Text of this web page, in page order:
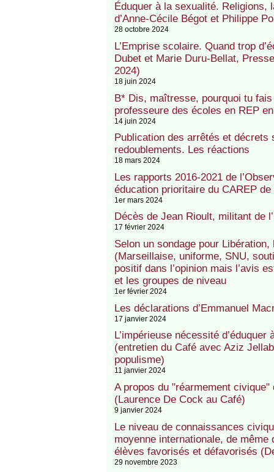
Éduquer à la sexualité.
d’Anne-Cécile Bégot et Philippe
28 octobre 2024
L’Emprise scolaire. Quand trop
Dubet et Marie Duru-Bellat,
2024)
18 juin 2024
B* Dis, maîtresse, pourquoi tu fais
professeure des écoles en REP
14 juin 2024
Publication des arrêtés et
redoublements. Les réactions
18 mars 2024
Les rapports 2016-2021 de
éducation prioritaire du CAREP de
1er mars 2024
Décès de Jean Rioult, militant de
17 février 2024
Selon un sondage pour
(Marseillaise, uniforme, SNU,
positif dans l’opinion mais l’avis
et les groupes de niveau
1er février 2024
Les déclarations d’Emmanuel
17 janvier 2024
L’impérieuse nécessité
(entretien du Café avec Aziz
populisme)
11 janvier 2024
A propos du "réarmement
(Laurence De Cock au Café)
9 janvier 2024
Le niveau de connaissances
moyenne internationale, de
élèves favorisés et défavorisés
29 novembre 2023